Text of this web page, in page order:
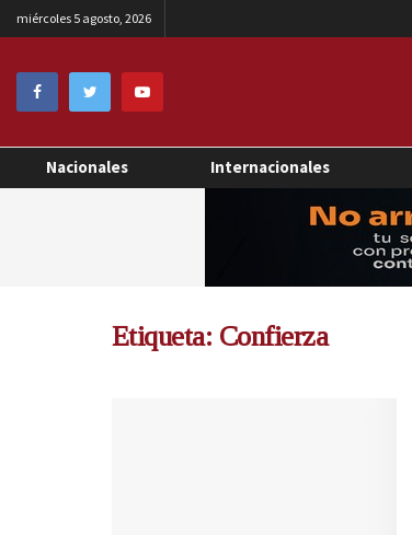
miércoles 5 agosto, 2026
Nacionales Internacionales
Etiqueta: Confierza